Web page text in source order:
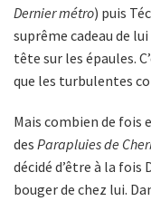
Dernier métro) puis
suprême cadeau de
tête sur les épaules.
que les turbulentes
Mais combien de fois
des Parapluies de
décidé d’être à la fois
bouger de chez lui.